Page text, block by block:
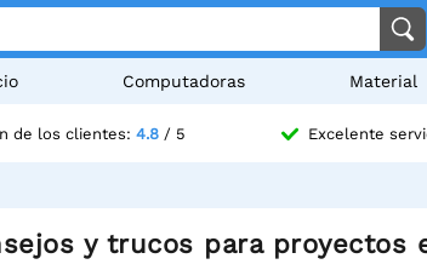
Computadoras Material
de los clientes: 4.8/ 5 Excelente
y trucos para proyectos